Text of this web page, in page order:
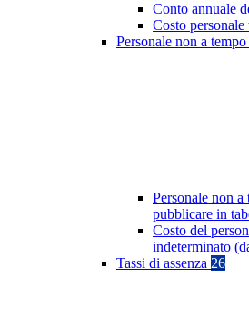
Conto annuale
Costo
Personale non a
Personale non
pubblicare in
Costo del
indeterminato
Tassi di assenza 26